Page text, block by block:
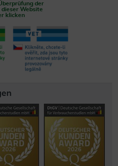
der
dieser Website
klicken